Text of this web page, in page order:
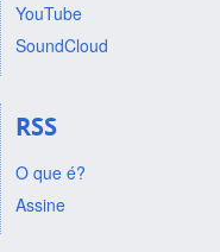
YouTube
SoundCloud
RSS
O que é?
Assine